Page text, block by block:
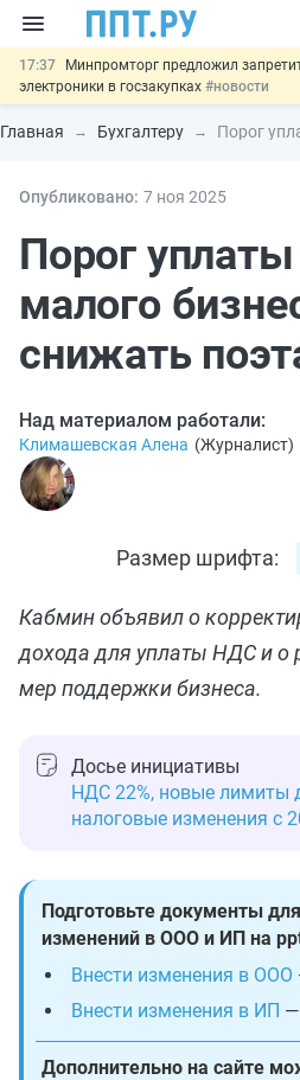
17:37
Минпромторг предложил
электроники в госзакупках #новости
17:13 Подписан указ об отмене
недружественных стран
#новости
15:51 МВД запускает автоматическое
13:48
Обеспечительный
банковской гарантией
#новости
Главная Бухгалтеру Порог
Опубликовано: 7 ноя 2025
Порог
малого
снижать
Над материалом работали:
Климашевская Алена (Журналист)
Размер шрифта:
Кабмин объявил о
дохода для уплаты НДС и о
мер поддержки бизнеса.
Досье инициативы
НДС 22%, новые лимиты
налоговые изменения с
Подготовьте документы
изменений в ООО и ИП на
Внести изменения в ООО
Внести изменения в ИП —
Дополнительно на сайте